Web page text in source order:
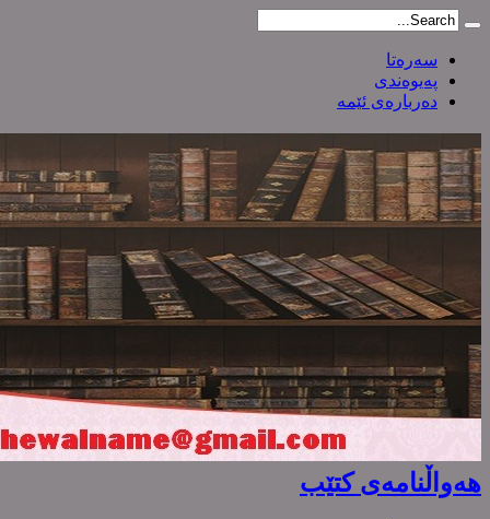
سەرەتا
پەیوەندی
دەربارەی ئێمە
هەواڵنامەی کتێب